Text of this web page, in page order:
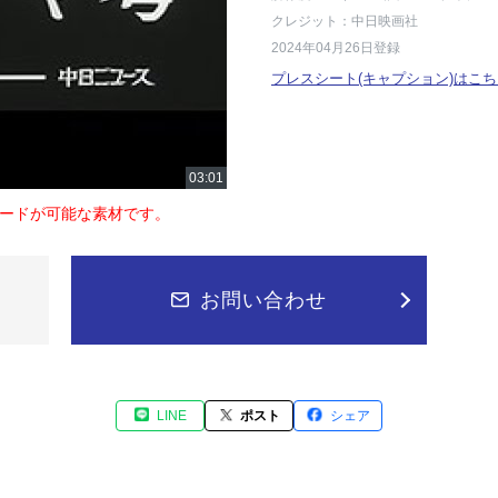
が可能な素材です。
クレジット：中日映画社
2024年04月26日登録
プレスシート(キャプション)はこ
お問い合わせ
LINE ポスト シェア